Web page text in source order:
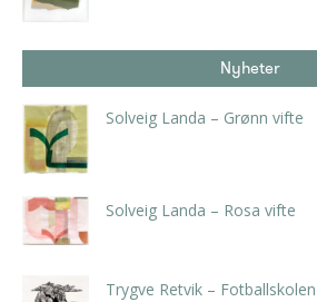
Nyheter
Solveig Landa – Grønn vifte
Solveig Landa – Rosa vifte
Trygve Retvik – Fotballskolen